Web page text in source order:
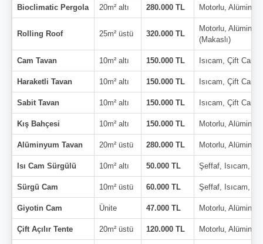
Bioclimatic Pergola 20m² altı 280.000 TL Motorlu,
Rolling Roof 25m² üstü 320.000 TL
Motorlu,
(Makaslı)
Cam Tavan 10m² altı 150.000 TL Isıcam, Çift Cam
Haraketli Tavan 10m² altı 150.000 TL Isıcam, Çift Cam
Sabit Tavan 10m² altı 150.000 TL Isıcam, Çift Cam
Kış Bahçesi 10m² altı 150.000 TL Motorlu,
Alüminyum Tavan 20m² üstü 280.000 TL Motorlu,
Isı Cam Sürgülü 10m² altı 50.000 TL Şeffaf, Isıcam,
Sürgü Cam 10m² üstü 60.000 TL Şeffaf, Isıcam,
Giyotin Cam Ünite 47.000 TL Motorlu,
Çift Açılır Tente 20m² üstü 120.000 TL Motorlu,